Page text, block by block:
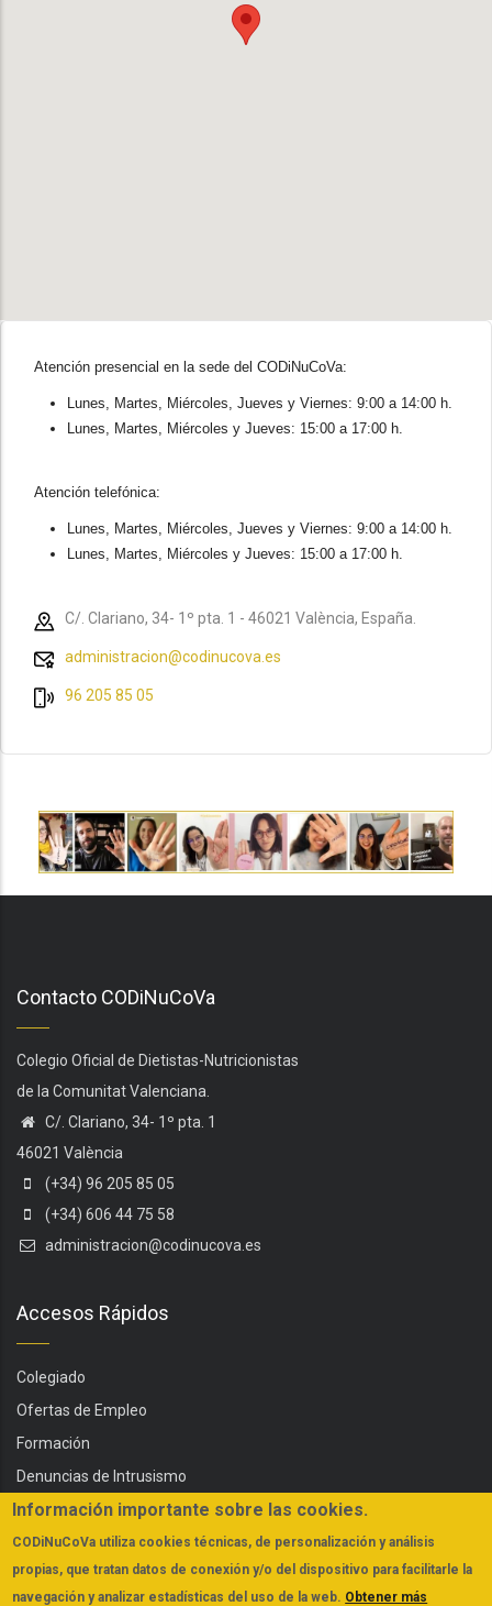
Atención presencial en la sede del CODiNuCoVa:
Lunes, Martes, Miércoles, Jueves y Viernes: 9:00 a 14:00 h.
Lunes, Martes, Miércoles y Jueves: 15:00 a 17:00 h.
Atención telefónica:
Lunes, Martes, Miércoles, Jueves y Viernes: 9:00 a 14:00 h.
Lunes, Martes, Miércoles y Jueves: 15:00 a 17:00 h.
C/. Clariano, 34- 1º pta. 1 - 46021 València, España.
administracion@codinucova.es
96 205 85 05
Contacto CODiNuCoVa
Colegio Oficial de Dietistas-Nutricionistas
de la Comunitat Valenciana.
C/. Clariano, 34- 1º pta. 1
46021 València
(+34) 96 205 85 05
(+34) 606 44 75 58
administracion@codinucova.es
Accesos Rápidos
Colegiado
Ofertas de Empleo
Formación
Denuncias de Intrusismo
Servicios
Actualidad
FAQs
Información importante sobre las cookies.
CODiNuCoVa utiliza cookies técnicas, de personalización y análisis
propias, que tratan datos de conexión y/o del dispositivo para facilitarle la
navegación y analizar estadísticas del uso de la web. Obtener más